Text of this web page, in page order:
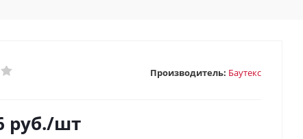
Производитель: Баутекс
руб./шт